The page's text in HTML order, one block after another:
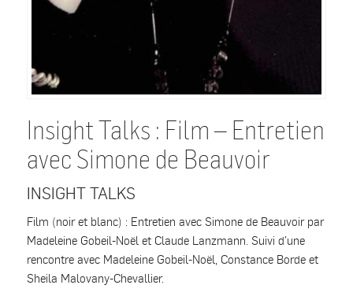
Insight Talks : Film – Entretien
avec Simone de Beauvoir
INSIGHT TALKS
Film (noir et blanc) : Entretien avec Simone de Beauvoir par
Madeleine Gobeil-Noël et Claude Lanzmann. Suivi d’une
rencontre avec Madeleine Gobeil-Noël, Constance Borde et
Sheila Malovany-Chevallier.